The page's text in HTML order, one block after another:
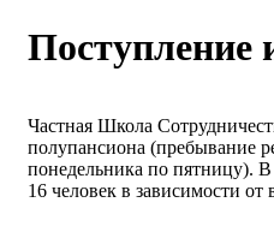
Поступление
Частная Школа
полупансиона (пребывание
понедельника по пятницу). В
16 человек в зависимости от